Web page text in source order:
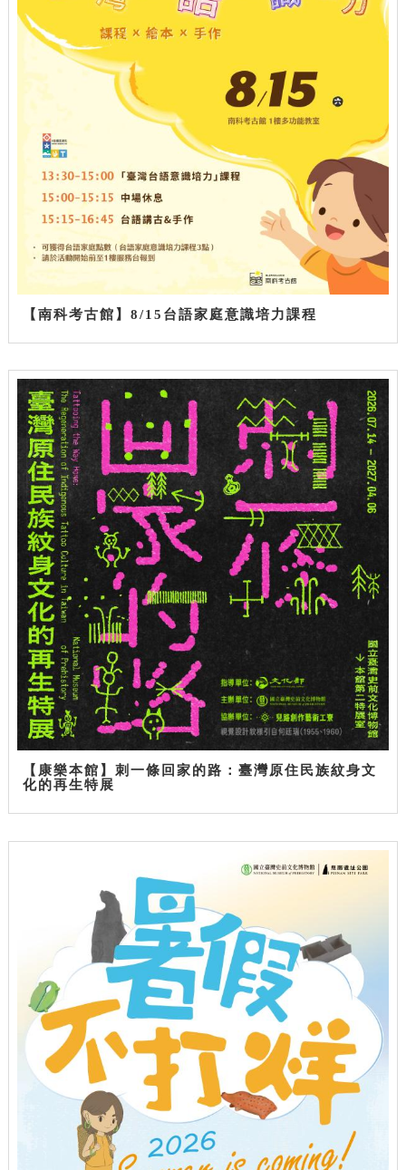
【南科考古館】8/15台語家庭意識培力課程
【康樂本館】刺一條回家的路：臺灣原住民族紋身文
化的再生特展